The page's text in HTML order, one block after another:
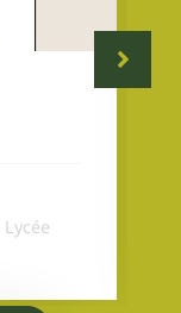
Lycée